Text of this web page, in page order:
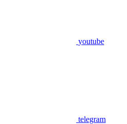
youtube
telegram